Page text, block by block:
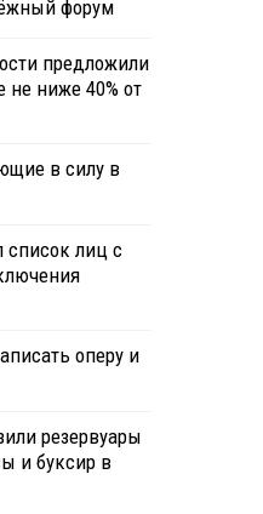
форум
предложили
не ниже 40% от
в силу в
список лиц с
оперу и
резервуары
и буксир в